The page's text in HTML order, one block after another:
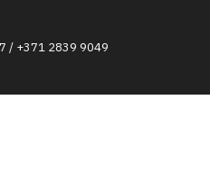
/ +371 2839 9049